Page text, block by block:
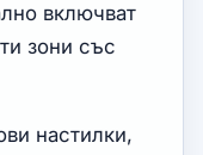
включват
зони със
настилки,